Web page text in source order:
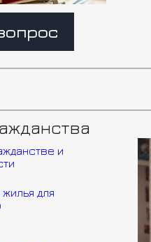
и
для